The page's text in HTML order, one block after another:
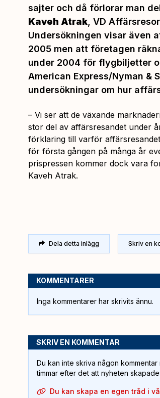
sajter och då förlorar man
Kaveh Atrak , VD
Undersökningen visar även
2005 men att företagen
under 2004 för flygbiljetter
American Express/Nyman &
undersökningar om hur
– Vi ser att de växande
stor del av affärsresandet under
förklaring till varför
för första gången på många år
prispressen kommer dock vara
Kaveh Atrak.
Dela detta inlägg Skriv en
KOMMENTARER
Inga kommentarer har skrivits ännu.
SKRIV EN KOMMENTAR
Du kan inte skriva någon
timmar efter det att nyheten
Du kan skapa en egen tråd i